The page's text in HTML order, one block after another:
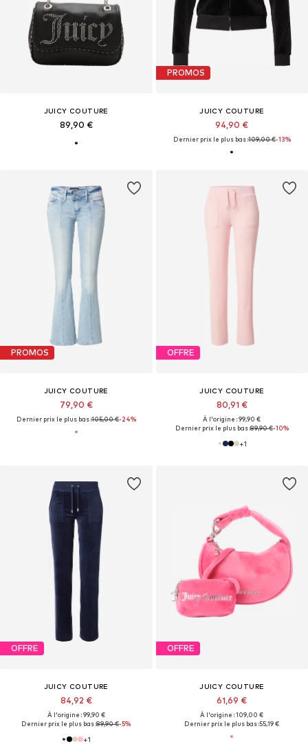
JUICY COUTURE
89,90 €
PROMOS
JUICY COUTURE
94,90 €
Dernier prix le plus bas :109,00 €-13%
PROMOS
JUICY COUTURE
79,90 €
Dernier prix le plus bas :105,00 €-24%
OFFRE
JUICY COUTURE
80,91 €
À l'origine : 99,90 €
Dernier prix le plus bas :89,90 €-10%
+1
OFFRE
JUICY COUTURE
84,92 €
À l'origine : 99,90 €
Dernier prix le plus bas :89,90 €-5%
+1
OFFRE
JUICY COUTURE
61,69 €
À l'origine : 109,00 €
Dernier prix le plus bas :55,19 €